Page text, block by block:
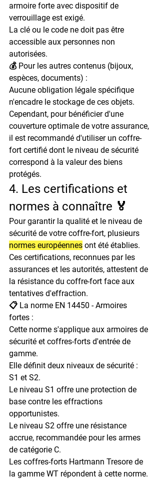
armoire forte avec dispositif de
verrouillage est exigé.
La clé ou le code ne doit pas être
accessible aux personnes non
autorisées.
💰 Pour les autres contenus (bijoux,
espèces, documents) :
Aucune obligation légale spécifique
n'encadre le stockage de ces objets.
Cependant, pour bénéficier d'une
couverture optimale de votre assurance,
il est recommandé d'utiliser un coffre-
fort certifié dont le niveau de sécurité
correspond à la valeur des biens
protégés.
4. Les certifications et
normes à connaître 🏅
Pour garantir la qualité et le niveau de
sécurité de votre coffre-fort, plusieurs
normes européennes ont été établies.
Ces certifications, reconnues par les
assurances et les autorités, attestent de
la résistance du coffre-fort face aux
tentatives d'effraction.
📋 La norme EN 14450 - Armoires
fortes :
Cette norme s'applique aux armoires de
sécurité et coffres-forts d'entrée de
gamme.
Elle définit deux niveaux de sécurité :
S1 et S2.
Le niveau S1 offre une protection de
base contre les effractions
opportunistes.
Le niveau S2 offre une résistance
accrue, recommandée pour les armes
de catégorie C.
Les coffres-forts Hartmann Tresore de
la gamme WT répondent à cette norme.